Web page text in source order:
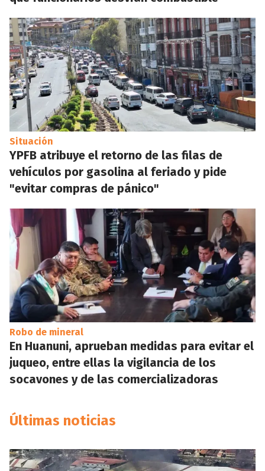
Situación
YPFB atribuye el retorno de las filas de
vehículos por gasolina al feriado y pide
"evitar compras de pánico"
Robo de mineral
En Huanuni, aprueban medidas para evitar el
juqueo, entre ellas la vigilancia de los
socavones y de las comercializadoras
Últimas noticias